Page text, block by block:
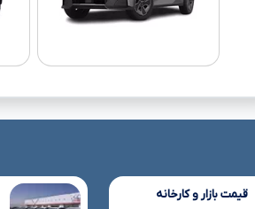
قیمت بازار و کارخانه